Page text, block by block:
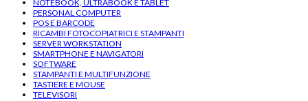
NOTEBOOK, ULTRABOOK E TABLET
PERSONAL COMPUTER
POS E BARCODE
RICAMBI FOTOCOPIATRICI E STAMPANTI
SERVER WORKSTATION
SMARTPHONE E NAVIGATORI
SOFTWARE
STAMPANTI E MULTIFUNZIONE
TASTIERE E MOUSE
TELEVISORI